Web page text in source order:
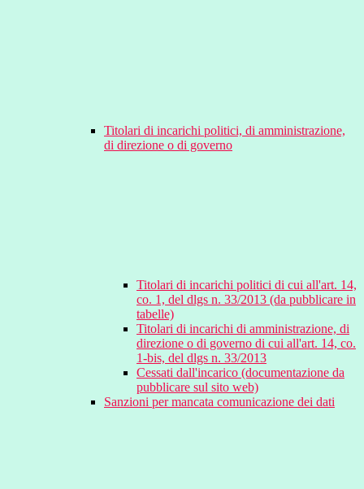
Titolari di incarichi politici, di amministrazione,
di direzione o di governo
Titolari di incarichi politici di cui all'art. 14,
co. 1, del dlgs n. 33/2013 (da pubblicare in
tabelle)
Titolari di incarichi di amministrazione, di
direzione o di governo di cui all'art. 14, co.
1-bis, del dlgs n. 33/2013
Cessati dall'incarico (documentazione da
pubblicare sul sito web)
Sanzioni per mancata comunicazione dei dati